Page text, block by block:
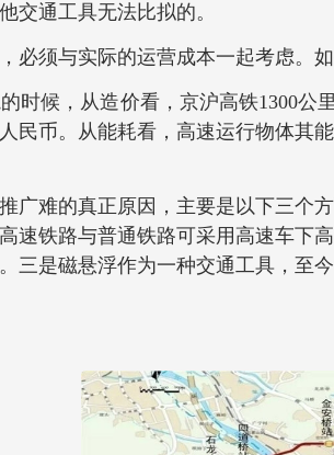
交通工具无法比拟的。
须与实际的运营成本一起考虑。
候，从造价看，京沪高铁1300公
民币。从能耗看，高速运行物体
难的真正原因，主要是以下三个
速铁路与普通铁路可采用高速车下
三是磁悬浮作为一种交通工具，至